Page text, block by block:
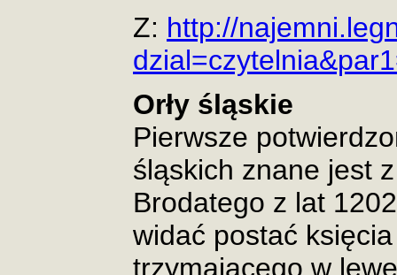
Z: http://
Orły śląskie
Pierwsze
śląskich znane jest
Brodatego z lat
widać postać
trzymającego w